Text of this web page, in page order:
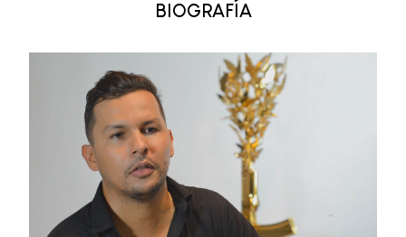
BIOGRAFÍA